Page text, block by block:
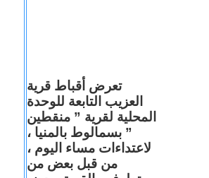
تعرض أقباط قرية
العزيب التابعة للوحدة
المحلية لقرية ” منقطين
” بسمالوط بالمنيا ،
لاعتداءات مساء اليوم ،
من قبل بعض من